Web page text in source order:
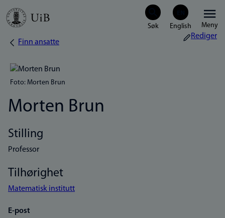
Hopp
Meny
Navigasjonssti
Finn ansatte
Rediger
Foto: Morten Brun
Morten Brun
Stilling
Professor
Tilhørighet
Matematisk institutt
E-post